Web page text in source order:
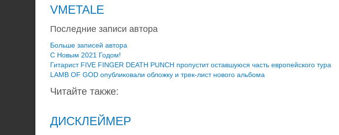
VMETALE
Последние записи автора
Больше записей автора
C Новым 2021 Годом!
Гитарист FIVE FINGER DEATH PUNCH пропустит оставшуюся часть европейского тура
LAMB OF GOD опубликовали обложку и трек-лист нового альбома
Читайте также:
ДИСКЛЕЙМЕР